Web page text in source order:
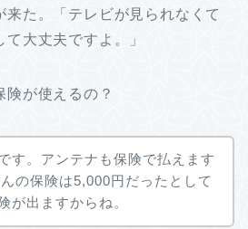
来た。「テレビが見られなくて
大丈夫ですよ。」
険が使えるの？
す。アンテナも保険で払えます
の保険は5,000円だったとして
が出ますからね。